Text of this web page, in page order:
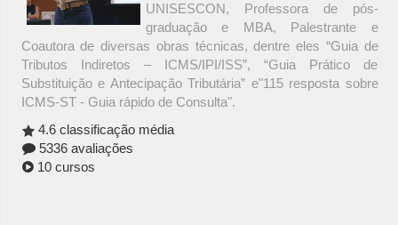
UNISESCON, Professora de pós-
graduação e MBA, Palestrante e
Coautora de diversas obras técnicas, dentre eles “Guia de
Tributos Indiretos – ICMS/IPI/ISS”, “Guia Prático de
Substituição e Antecipação Tributária” e"115 resposta sobre
ICMS-ST - Guia rápido de Consulta".
4.6 classificação média
5336 avaliações
10 cursos